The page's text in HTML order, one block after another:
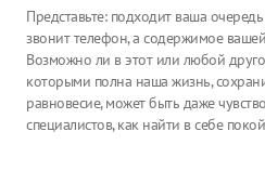
Представьте: подходит ваша
звонит телефон, а содержимое
Возможно ли в этот или любой
которыми полна наша жизнь,
равновесие, может быть даже
специалистов, как найти в себе